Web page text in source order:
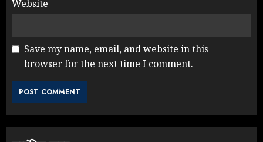
Website
Save my name, email, and website in this
browser for the next time I comment.
NEET महाघोटाले पर Rahul Gandhi